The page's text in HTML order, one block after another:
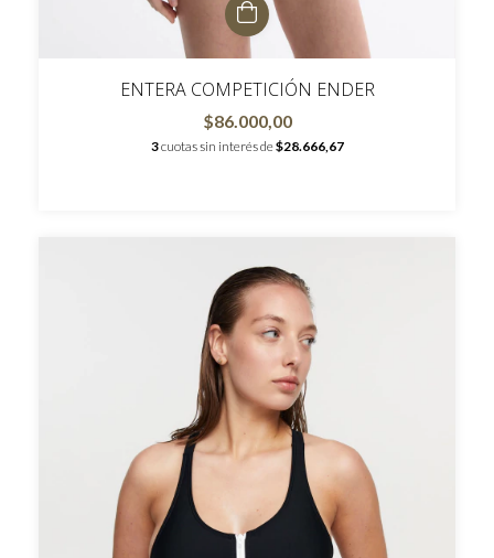
ENTERA COMPETICIÓN ENDER
$86.000,00
3cuotas sin interés de$28.666,67